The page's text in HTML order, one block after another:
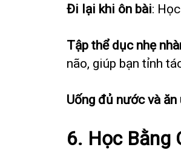
Đi lại khi ôn bài:
Tập thể dục nhẹ
não, giúp bạn tỉnh
Uống đủ nước và
6. Học Bằng